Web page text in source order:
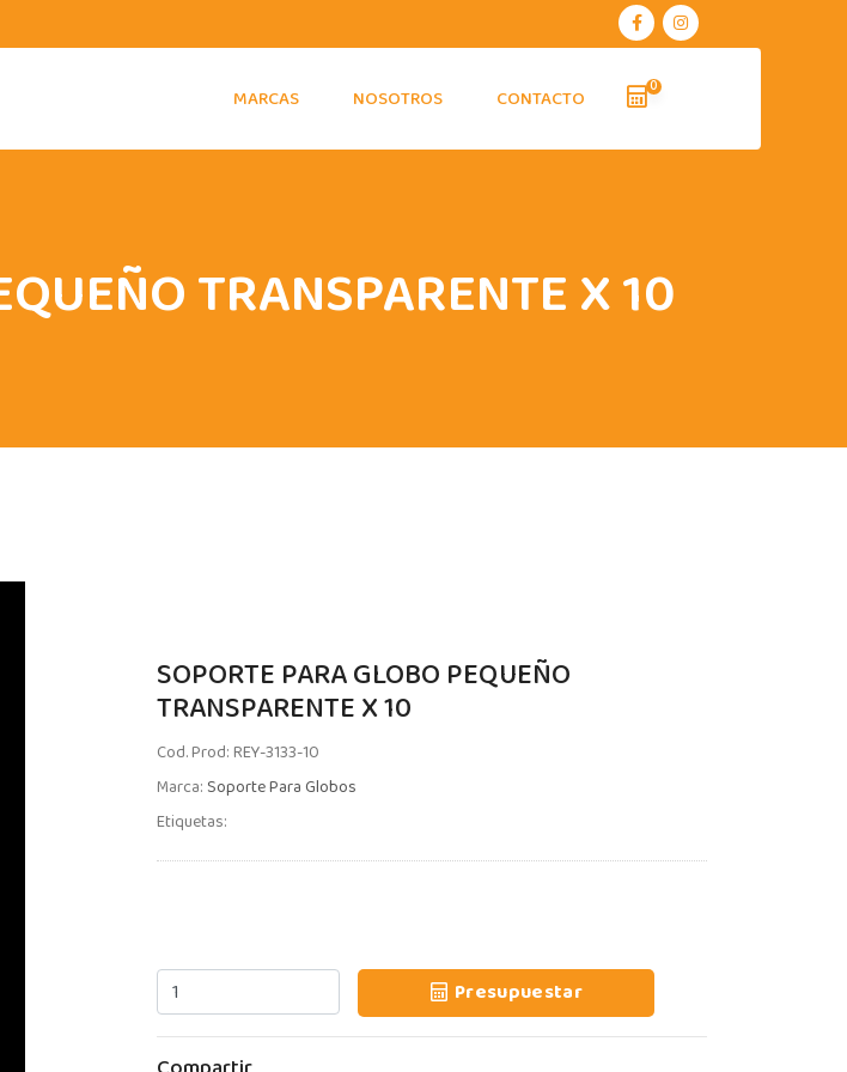
0
MARCAS NOSOTROS CONTACTO
TRANSPARENTE X 10
SOPORTE PARA GLOBO PEQUEÑO
TRANSPARENTE X 10
Cod. Prod: REY-3133-10
Marca: Soporte Para Globos
Etiquetas:
Presupuestar